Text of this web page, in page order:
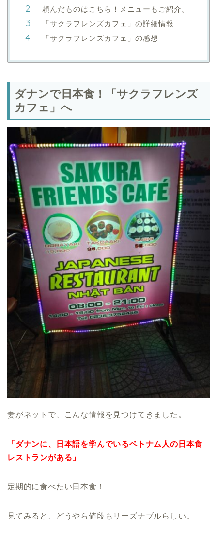
頼んだものはこちら！メニューもご紹介。
「サクラフレンズカフェ」の詳細情報
「サクラフレンズカフェ」の感想
ダナンで日本食！「サクラフレンズ
カフェ」へ
妻がネットで、こんな情報を見つけてきました。
「ダナンに、日本語を学んでいるベトナム人の日本食
レストランがある」
定期的に食べたい日本食！
見てみると、どうやら値段もリーズナブルらしい。